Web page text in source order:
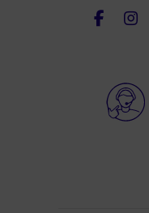
Elioz